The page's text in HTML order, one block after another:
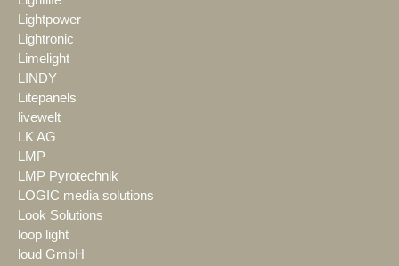
Lightpower
Lightronic
Limelight
LINDY
Litepanels
livewelt
LK AG
LMP
LMP Pyrotechnik
LOGIC media solutions
Look Solutions
loop light
loud GmbH